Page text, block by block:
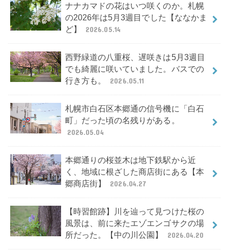
ナナカマドの花はいつ咲くのか。札幌
の2026年は5月3週目でした【ななかま
ど】
2026.05.14
西野緑道の八重桜、遅咲きは5月3週目
でも綺麗に咲いていました。バスでの
行き方も。
2026.05.11
札幌市白石区本郷通の信号機に「白石
町」だった頃の名残りがある。
2026.05.04
本郷通りの桜並木は地下鉄駅から近
く、地域に根ざした商店街にある【本
郷商店街】
2026.04.27
【時習館跡】川を辿って見つけた桜の
風景は、前に来たエゾエンゴサクの場
所だった。【中の川公園】
2026.04.20